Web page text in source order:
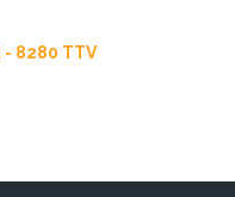
- 8280 TTV